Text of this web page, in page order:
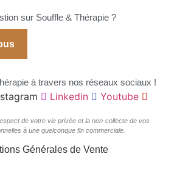
sur Souffle & Thérapie ?
à travers nos réseaux sociaux !
Linkedin Youtube
de votre vie privée et la non-collecte de vos
à une quelconque fin commerciale.
Générales de Vente